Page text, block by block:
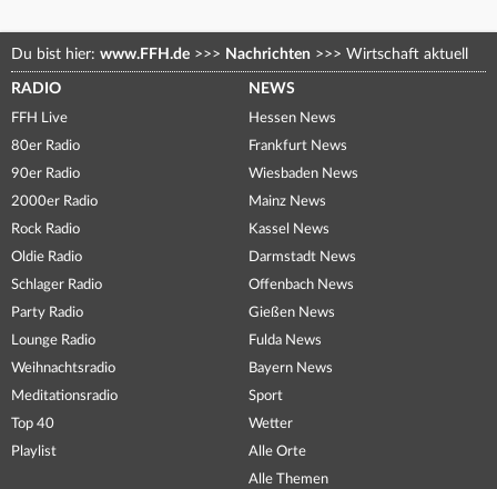
Du bist hier: www.FFH.de >>> Nachrichten >>> Wirtschaft aktuell
RADIO
FFH Live
80er Radio
90er Radio
2000er Radio
Rock Radio
Oldie Radio
Schlager Radio
Party Radio
Lounge Radio
Weihnachtsradio
Meditationsradio
Top 40
Playlist
NEWS
Hessen News
Frankfurt News
Wiesbaden News
Mainz News
Kassel News
Darmstadt News
Offenbach News
Gießen News
Fulda News
Bayern News
Sport
Wetter
Alle Orte
Alle Themen